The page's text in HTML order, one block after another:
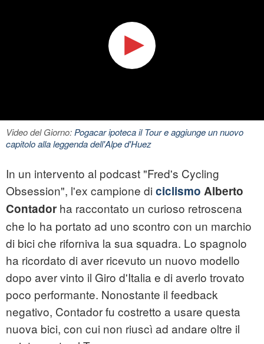
Video del Giorno:Pogacar ipoteca il Tour e aggiunge un nuovo
capitolo alla leggenda dell'Alpe d'Huez
In un intervento al podcast "Fred's Cycling
Obsession", l'ex campione di ciclismo Alberto
Contador ha raccontato un curioso retroscena
che lo ha portato ad uno scontro con un marchio
di bici che riforniva la sua squadra. Lo spagnolo
ha ricordato di aver ricevuto un nuovo modello
dopo aver vinto il Giro d'Italia e di averlo trovato
poco performante. Nonostante il feedback
negativo, Contador fu costretto a usare questa
nuova bici, con cui non riuscì ad andare oltre il